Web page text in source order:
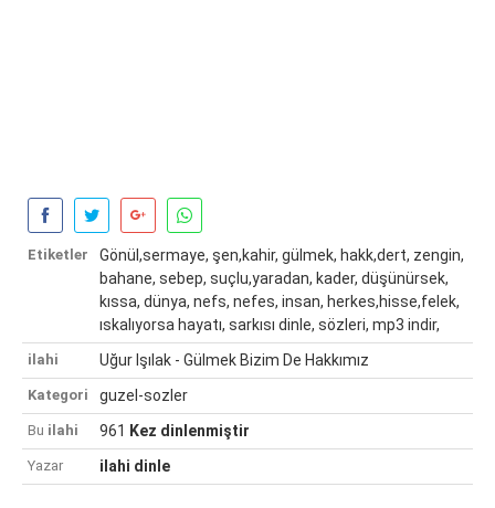
Etiketler
Gönül,sermaye, şen,kahir, gülmek, hakk,dert, zengin,
bahane, sebep, suçlu,yaradan, kader, düşünürsek,
kıssa, dünya, nefs, nefes, insan, herkes,hisse,felek,
ıskalıyorsa hayatı, sarkısı dinle, sözleri, mp3 indir,
ilahi Uğur Işılak - Gülmek Bizim De Hakkımız
Kategori guzel-sozler
Bu ilahi 961 Kez dinlenmiştir
Yazar ilahi dinle